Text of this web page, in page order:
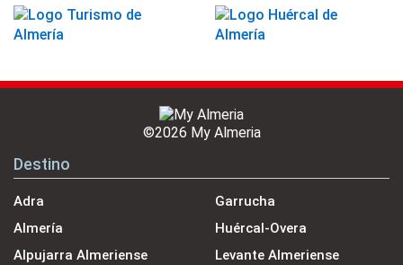
©2026 My Almeria
Destino
Adra
Almería
Alpujarra Almeriense
Garrucha
Huércal-Overa
Levante Almeriense